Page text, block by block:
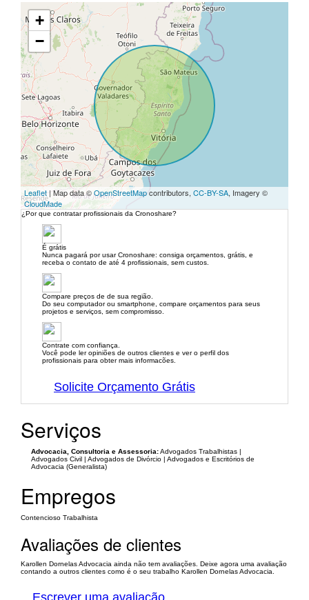
+
−
Leaflet | Map data ©OpenStreetMapcontributors, CC-BY-SA, Imagery ©
CloudMade
¿Por que contratar profissionais da Cronoshare?
É grátis
Nunca pagará por usar Cronoshare: consiga orçamentos, grátis, e
receba o contato de até 4 profissionais, sem custos.
Compare preços de de sua região.
Do seu computador ou smartphone, compare orçamentos para seus
projetos e serviços, sem compromisso.
Contrate com confiança.
Você pode ler opiniões de outros clientes e ver o perfil dos
profissionais para obter mais informacões.
Solicite Orçamento Grátis
Serviços
Advocacia, Consultoria e Assessoria:Advogados Trabalhistas |
Advogados Civil | Advogados de Divórcio | Advogados e Escritórios de
Advocacia (Generalista)
Empregos
Contencioso Trabalhista
Avaliações de clientes
Karollen Dornelas Advocacia ainda não tem avaliações. Deixe agora uma avaliação
contando a outros clientes como é o seu trabalho Karollen Dornelas Advocacia.